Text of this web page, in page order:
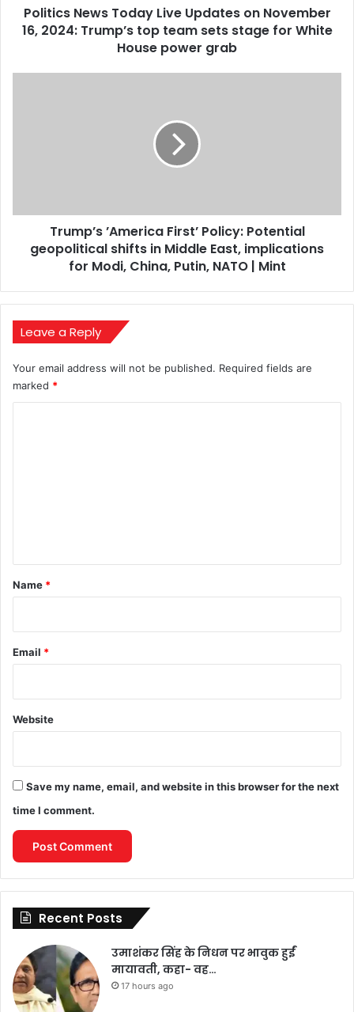
Trump’s
top
Politics News Today Live Updates on November
16, 2024: Trump’s top team sets stage for White
House power grab
Middle
implications
China,
NATO
|
Mint
Trump’s ’America First’ Policy: Potential
geopolitical shifts in Middle East, implications
for Modi, China, Putin, NATO | Mint
Leave a Reply
Your email address will not be published. Required fields are
marked *
*
Name *
Email *
Website
Save my name, email, and website in this browser for the next
time I comment.
Recent Posts
उमाशंकर सिंह के निधन पर भावुक हुईं
मायावती, कहा- वह…
17 hours ago